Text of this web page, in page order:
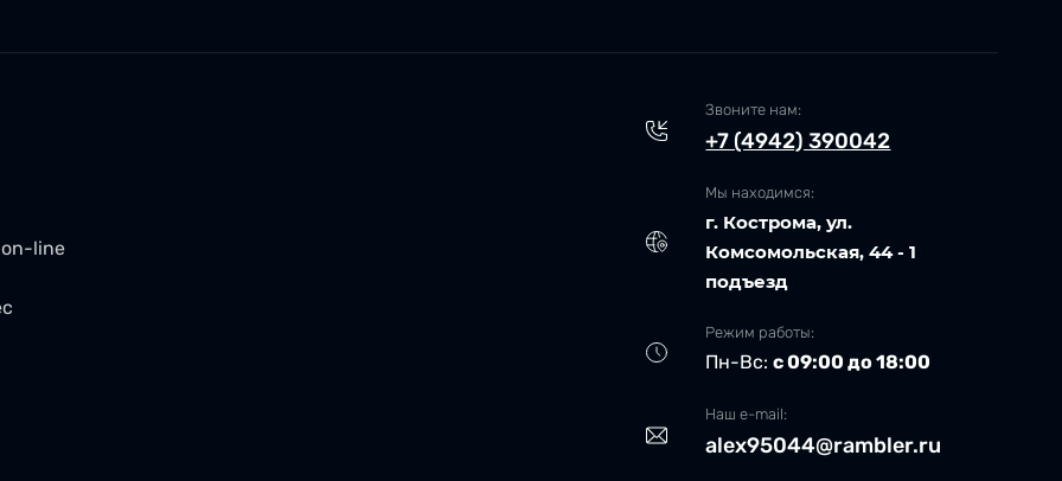
on-line
Звоните нам:
+7 (4942) 390042
Мы находимся:
г. Кострома, ул.
Комсомольская, 44 - 1
подъезд
Режим работы:
Пн-Вс:с 09:00 до 18:00
Наш e-mail:
alex95044@rambler.ru